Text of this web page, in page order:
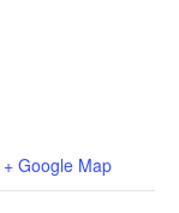
+ Google Map